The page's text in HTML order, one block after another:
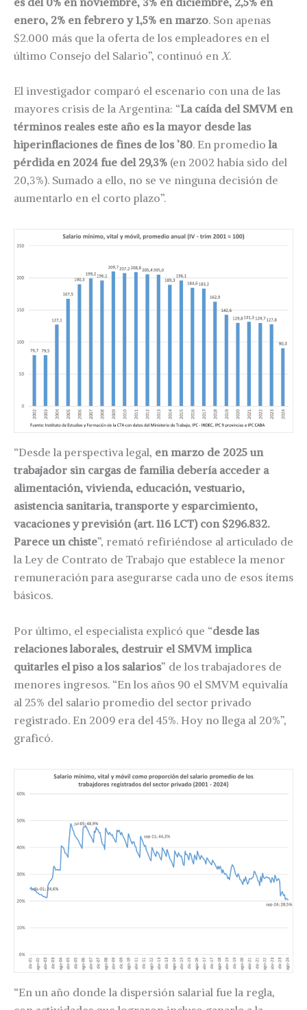
enero, 2% en febrero y 1,5% en marzo. Son apenas
$2.000 más que la oferta de los empleadores en el
último Consejo del Salario”, continuó en X.
El investigador comparó el escenario con una de las
mayores crisis de la Argentina: “La caída del SMVM en
términos reales este año es la mayor desde las
hiperinflaciones de fines de los ’80. En promediola
pérdida en 2024 fue del 29,3% (en 2002 había sido del
20,3%). Sumado a ello, no se ve ninguna decisión de
aumentarlo en el corto plazo”.
“Desde la perspectiva legal, en marzo de 2025 un
trabajador sin cargas de familia debería acceder a
alimentación, vivienda, educación, vestuario,
asistencia sanitaria, transporte y esparcimiento,
vacaciones y previsión (art. 116 LCT) con $296.832.
Parece un chiste”, remató refiriéndose al articulado de
la Ley de Contrato de Trabajo que establece la menor
remuneración para asegurarse cada uno de esos ítems
básicos.
Por último, el especialista explicó que “desde las
relaciones laborales, destruir el SMVM implica
quitarles el piso a los salarios” de los trabajadores de
menores ingresos. “En los años 90 el SMVM equivalía
al 25% del salario promedio del sector privado
registrado. En 2009 era del 45%. Hoy no llega al 20%”,
graficó.
“En un año donde la dispersión salarial fue la regla,